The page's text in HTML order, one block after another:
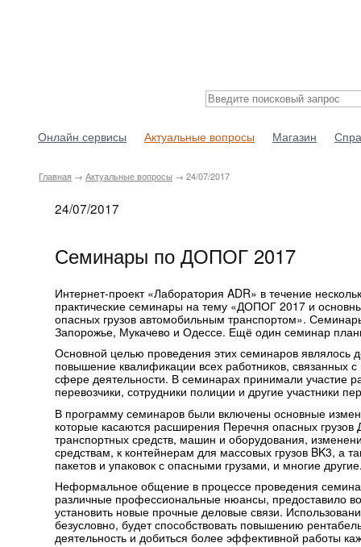
Онлайн сервисы Актуальные вопросы Магазин
Главная → Актуальные вопросы → 24/07/2017
24/07/2017
Семинары по ДОПОГ 2017
Интернет-проект «Лаборатория ADR» в течение
практические семинары на тему «ДОПОГ 2017 и
опасных грузов автомобильным транспортом».
Запорожье, Мукачево и Одессе. Ещё один семинар
Основной целью проведения этих семинаров
повышение квалификации всех работников, связанных
сфере деятельности. В семинарах принимали участие
перевозчики, сотрудники полиции и другие участники
В программу семинаров были включены основные
которые касаются расширения Перечня опасных
транспортных средств, машин и оборудования,
средствам, к контейнерам для массовых грузов BK3, а
пакетов и упаковок с опасными грузами, и многие
Неформальное общение в процессе проведения
различные профессиональные нюансы, предоставило
установить новые прочные деловые связи.
безусловно, будет способствовать повышению
деятельность и добиться более эффективной работы